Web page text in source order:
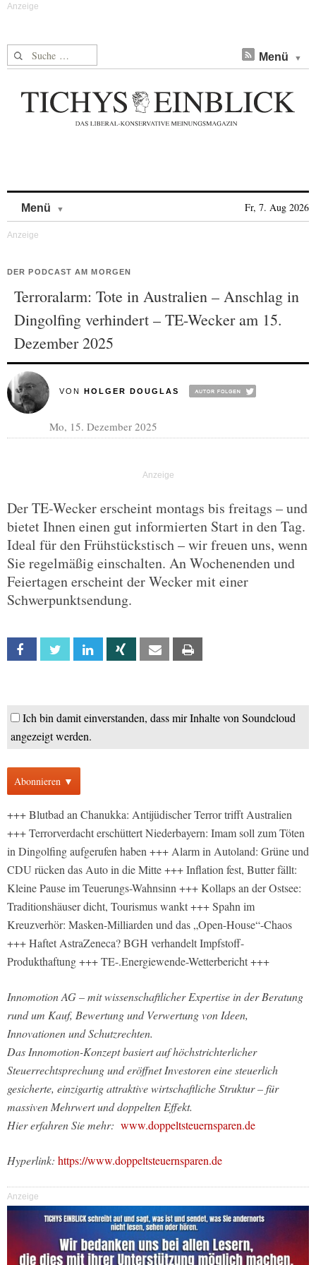
Suche nach: Menü
Menü Fr, 7. Aug 2026
DER PODCAST AM MORGEN
Terroralarm: Tote in Australien – Anschlag in
Dingolfing verhindert – TE-Wecker am 15.
Dezember 2025
VON HOLGER DOUGLAS
Mo, 15. Dezember 2025
Der TE-Wecker erscheint montags bis freitags – und
bietet Ihnen einen gut informierten Start in den Tag.
Ideal für den Frühstückstisch – wir freuen uns, wenn
Sie regelmäßig einschalten. An Wochenenden und
Feiertagen erscheint der Wecker mit einer
Schwerpunktsendung.
Facebook Twitter Linkedin Xing Email
Ich bin damit einverstanden, dass mir Inhalte von Soundcloud
angezeigt werden.
Abonnieren ▼
+++ Blutbad an Chanukka: Antijüdischer Terror trifft Australien
+++ Terrorverdacht erschüttert Niederbayern: Imam soll zum Töten
in Dingolfing aufgerufen haben +++ Alarm in Autoland: Grüne und
CDU rücken das Auto in die Mitte +++ Inflation fest, Butter fällt:
Kleine Pause im Teuerungs-Wahnsinn +++ Kollaps an der Ostsee:
Traditionshäuser dicht, Tourismus wankt +++ Spahn im
Kreuzverhör: Masken-Milliarden und das „Open-House“-Chaos
+++ Haftet AstraZeneca? BGH verhandelt Impfstoff-
Produkthaftung +++ TE-.Energiewende-Wetterbericht +++
Innomotion AG – mit wissenschaftlicher Expertise in der Beratung
rund um Kauf, Bewertung und Verwertung von Ideen,
Innovationen und Schutzrechten.
Das Innomotion-Konzept basiert auf höchstrichterlicher
Steuerrechtsprechung und eröffnet Investoren eine steuerlich
gesicherte, einzigartig attraktive wirtschaftliche Struktur – für
massiven Mehrwert und doppelten Effekt.
Hier erfahren Sie mehr: www.doppeltsteuernsparen.de
Hyperlink: https://www.doppeltsteuernsparen.de
Anzeige